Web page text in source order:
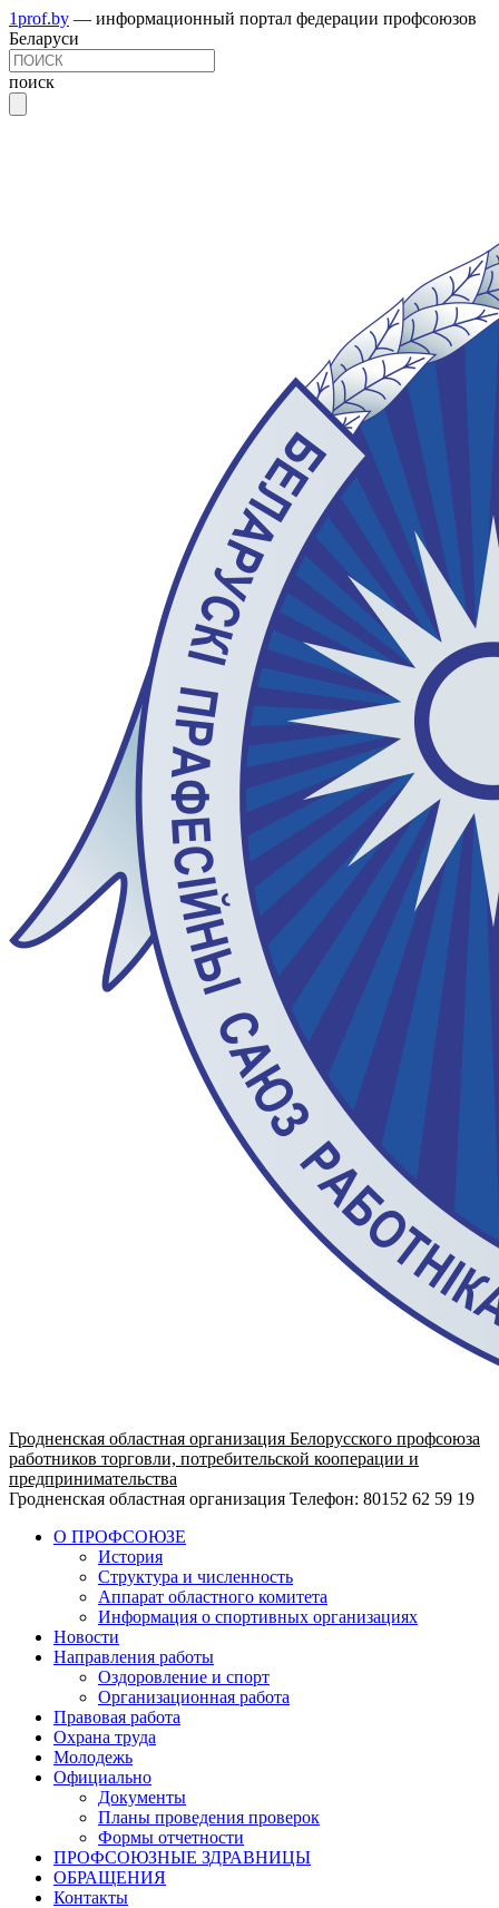
1prof.by — информационный портал федерации профсоюзов
Беларуси
поиск
Гродненская областная организация Белорусского профсоюза
работников торговли, потребительской кооперации и
предпринимательства
Гродненская областная организация Телефон: 80152 62 59 19
О ПРОФСОЮЗЕ
История
Структура и численность
Аппарат областного комитета
Информация о спортивных организациях
Новости
Направления работы
Оздоровление и спорт
Организационная работа
Правовая работа
Охрана труда
Молодежь
Официально
Документы
Планы проведения проверок
Формы отчетности
ПРОФСОЮЗНЫЕ ЗДРАВНИЦЫ
ОБРАЩЕНИЯ
Контакты